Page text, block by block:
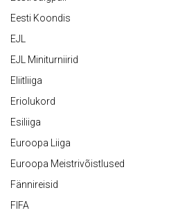
Eesti Koondis
EJL
EJL Miniturniirid
Eliitliiga
Eriolukord
Esiliiga
Euroopa Liiga
Euroopa Meistrivõistlused
Fännireisid
FIFA